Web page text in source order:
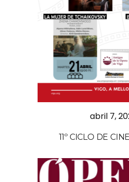
abril 7,
11º CICLO DE